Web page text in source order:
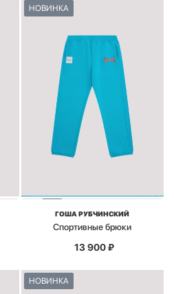
НОВИНКА
ГОША РУБЧИНСКИЙ
Спортивные брюки
13 900₽
НОВИНКА